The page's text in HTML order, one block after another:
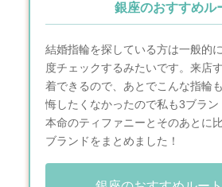
銀座のおすすめル
結婚指輪を探している方は一般的
度チェックするみたいです。来店
着できるので、あとでこんな指輪
悔したくなかったので私も3ブラ
本命のティファニーとそのあとに
ブランドをまとめました！